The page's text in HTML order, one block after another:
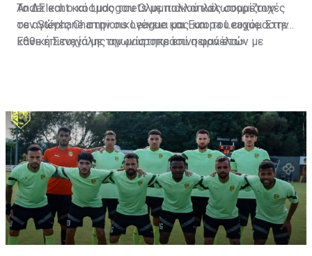
Anderlecht και Ludogorets με πολλαπλές συμμετοχές
σε αγώνες Champions League και Europa League. Στην
Εθνική Σενεγάλης αγωνίστηκε επί σειρά ετών με
άριστη τοποθέτηση σε όλο τον χώρο του κέντρου.
Το ΔΣ και ο κόσμος του Ολυμπιακού καλωσορίζουν
τον Stéphane στην οικογένεια μας και του ευχόμαστε
κάθε επιτυχία με την μαυροπράσινη φανέλα.»